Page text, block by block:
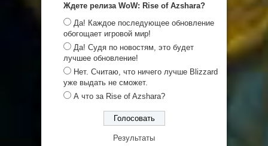
Ждете релиза WoW: Rise of Azshara?
Да! Каждое последующее обновление
обогощает игровой мир!
Да! Судя по новостям, это будет
лучшее обновление!
Нет. Считаю, что ничего лучше Blizzard
уже выдать не сможет.
А что за Rise of Azshara?
Результаты